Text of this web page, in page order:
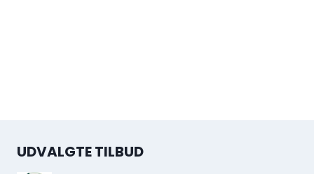
UDVALGTE TILBUD